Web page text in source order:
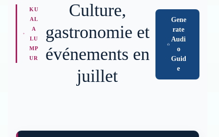
KU
AL
A
LU
MP
UR
Culture,
gastronomie et
événements en
juillet
Gene
rate
Audi
o
Guid
e